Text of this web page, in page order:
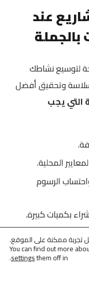
عند
لتوسيع نشاطك
وتحقيق أفضل
التي يجب
المحلية.
الرسوم
بكميات كبيرة.
لضمان تسليم
الأكثر طلبًا.
نقل المنتجات
تجربة ممكنة على الموقع.
You can find out more
them off in
settings
.